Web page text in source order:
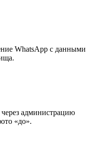
WhatsApp с данными
администрацию
«до».